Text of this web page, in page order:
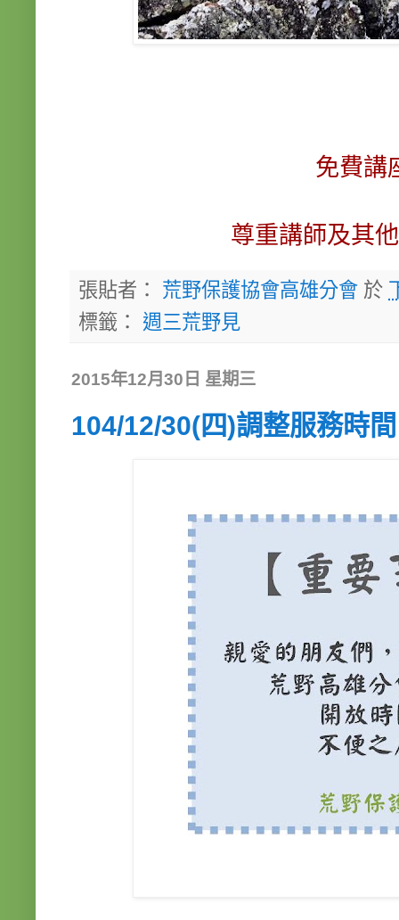
免費講
尊重講師及其
張貼者： 荒野保護協會高雄分會 於
標籤： 週三荒野見
2015年12月30日 星期三
104/12/30(四)調整服務時間